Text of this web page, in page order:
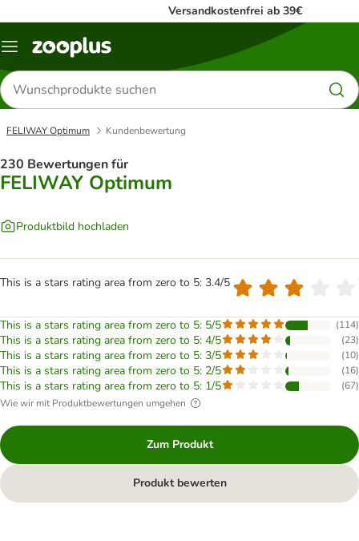
Versandkostenfrei ab 39€
Menü
Produkte
suchen
FELIWAY Optimum Kundenbewertung
230 Bewertungen für
FELIWAY Optimum
Produktbild hochladen
This is a stars rating area from zero to 5: 3.4/5
This is a stars rating area from zero to 5: 5/5 (114)
This is a stars rating area from zero to 5: 4/5 (23)
This is a stars rating area from zero to 5: 3/5 (10)
This is a stars rating area from zero to 5: 2/5 (16)
This is a stars rating area from zero to 5: 1/5 (67)
Wie wir mit Produktbewertungen umgehen
Zum Produkt
Produkt bewerten